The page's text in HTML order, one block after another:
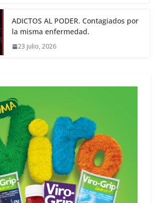
ADICTOS AL PODER. Contagiados por
la misma enfermedad.
23 julio, 2026